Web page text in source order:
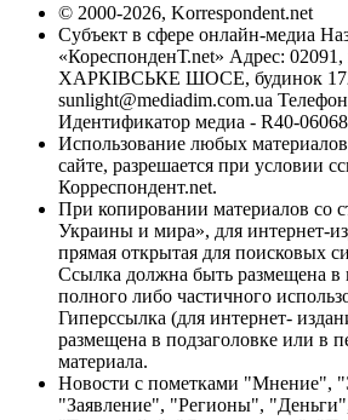
© 2000-2026, Korrespondent.net
Субъект в сфере онлайн-медиа
«КореспонденТ.net» Адрес: 02091,
ХАРКІВСЬКЕ ШОСЕ, будинок
sunlight@mediadim.com.ua
Идентификатор медиа - R40-06068
Использование любых
сайте, разрешается при условии
Корреспондент.net.
При копировании материалов со
Украины и мира», для интернет-
прямая открытая для поисковых
Ссылка должна быть размещена в
полного либо частичного
Гиперссылка (для интернет-
размещена в подзаголовке или в
материала.
Новости с пометками "Мнение",
"Заявление", "Регионы",